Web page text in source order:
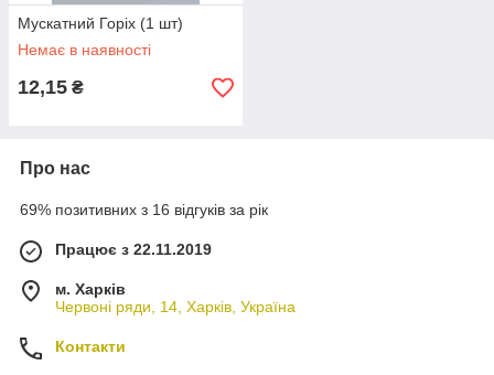
Мускатний Горіх (1 шт)
Немає в наявності
12,15 ₴
Про нас
69% позитивних з 16 відгуків за рік
Працює з 22.11.2019
м. Харків
Червоні ряди, 14, Харків, Україна
Контакти